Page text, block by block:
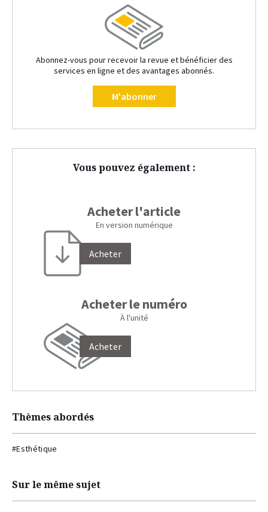
Abonnez-vous pour recevoir la revue et bénéficier des
services en ligne et des avantages abonnés.
M'abonner
Vous pouvez également :
Acheter l'article
En version numérique
Acheter
Acheter le numéro
À l'unité
Acheter
Thèmes abordés
#Esthétique
Sur le même sujet